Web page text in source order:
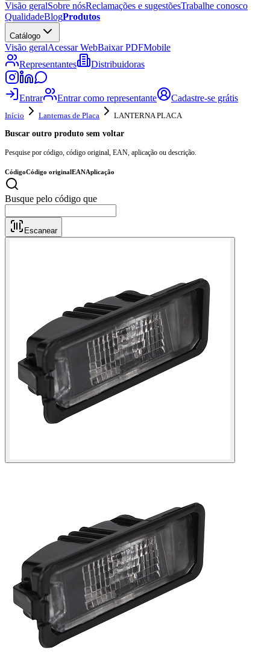
Visão geralSobre nósReclamações e sugestõesTrabalhe conosco
QualidadeBlogProdutos
Catálogo
Visão geralAcessar WebBaixar PDFMobile
Representantes
Distribuidoras
Entrar Entrar como representante Cadastre-se grátis
Início Lanternas de Placa
LANTERNA PLACA
Buscar outro produto sem voltar
Pesquise por código, código original, EAN, aplicação ou descrição.
CódigoCódigo originalEANAplicação
B
Escanear